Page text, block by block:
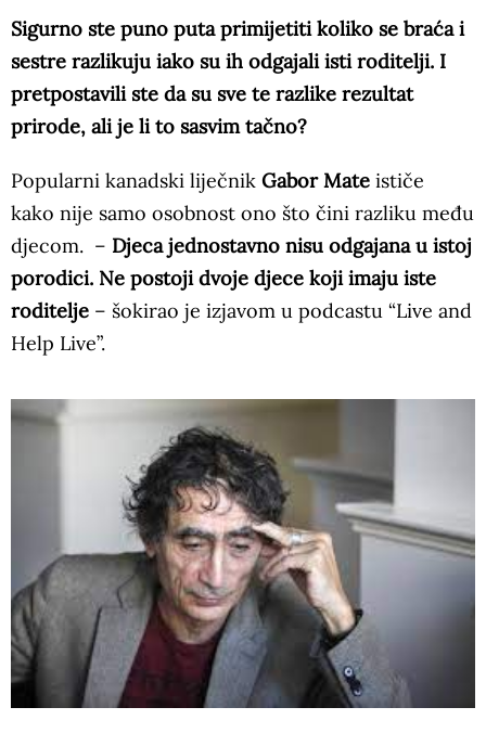
Sigurno ste puno puta primijetiti koliko se braća i
sestre razlikuju iako su ih odgajali isti roditelji. I
pretpostavili ste da su sve te razlike rezultat
prirode, ali je li to sasvim tačno?
Popularni kanadski liječnik Gabor Mate ističe
kako nije samo osobnost ono što čini razliku među
djecom. – Djeca jednostavno nisu odgajana u istoj
porodici. Ne postoji dvoje djece koji imaju iste
roditelje – šokirao je izjavom u podcastu “Live and
Help Live”.